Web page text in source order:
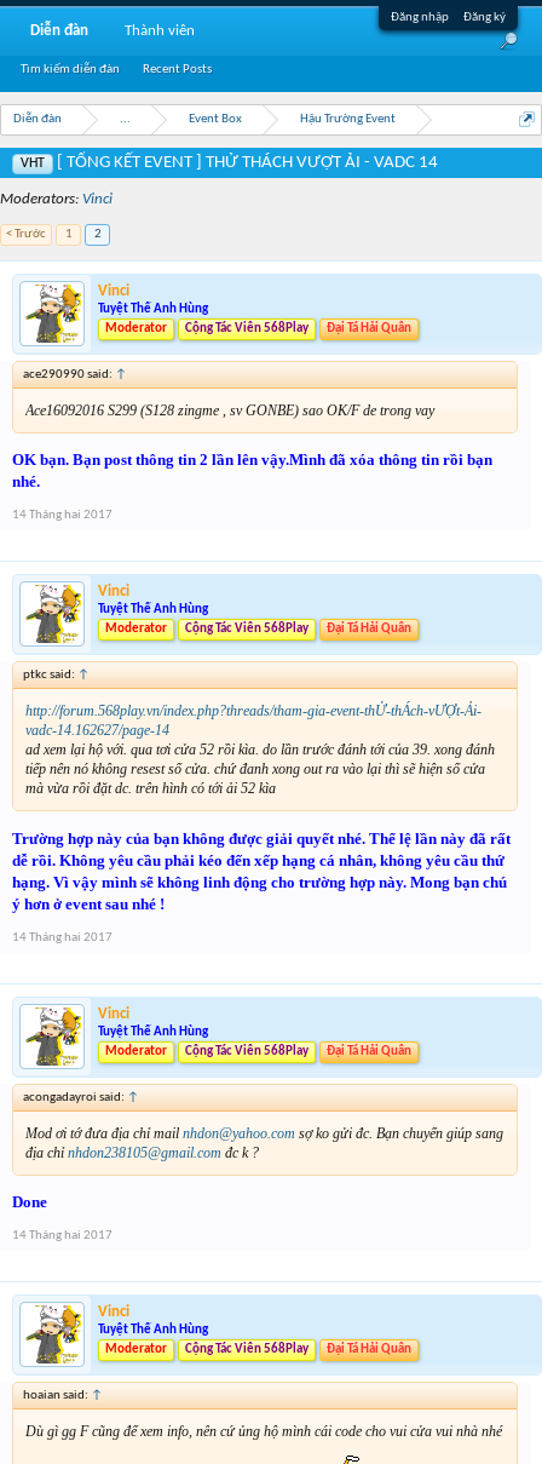
Đăng nhập Đăng ký
Diễn đàn ... Event Box Hậu Trường Event
VHT [ TỔNG KẾT EVENT ] THỬ THÁCH VƯỢT ẢI - VADC 14
Moderators: Vinci
< Trước 1 2
Vinci
Tuyệt Thế Anh Hùng
Moderator
Cộng Tác Viên 568Play Đại Tá Hải Quân
ace290990 said: ↑
Ace16092016 S299 (S128 zingme , sv GONBE) sao OK/F de trong vay
OK bạn. Bạn post thông tin 2 lần lên vậy.Mình đã xóa thông tin rồi bạn
nhé.
14 Tháng hai 2017
Vinci
Tuyệt Thế Anh Hùng
Moderator
Cộng Tác Viên 568Play Đại Tá Hải Quân
ptkc said: ↑
http://forum.568play.vn/index.php?threads/tham-gia-event-thỬ-thÁch-vƯỢt-Ải-
vadc-14.162627/page-14
ad xem lại hộ với. qua tơi cửa 52 rồi kìa. do lần trước đánh tới của 39. xong đánh
tiếp nên nó không resest số cửa. chứ đanh xong out ra vào lại thì sẽ hiện số cửa
mà vừa rồi đặt dc. trên hình có tới ải 52 kìa
Trường hợp này của bạn không được giải quyết nhé. Thể lệ lần này đã rất
dễ rồi. Không yêu cầu phải kéo đến xếp hạng cá nhân, không yêu cầu thứ
hạng. Vì vậy mình sẽ không linh động cho trường hợp này. Mong bạn chú
ý hơn ở event sau nhé !
14 Tháng hai 2017
Vinci
Tuyệt Thế Anh Hùng
Moderator
Cộng Tác Viên 568Play Đại Tá Hải Quân
acongadayroi said: ↑
Mod ơi tớ đưa địa chỉ mail nhdon@yahoo.com sợ ko gửi đc. Bạn chuyển giúp sang
địa chỉnhdon238105@gmail.com đc k ?
Done
14 Tháng hai 2017
Vinci
Tuyệt Thế Anh Hùng
Moderator
Cộng Tác Viên 568Play Đại Tá Hải Quân
hoaian said: ↑
Dù gì gg F cũng để xem info, nên cứ ủng hộ mình cái code cho vui cửa vui nhà nhé
Diễn đàn
Tìm kiếm diễn đàn Recent Posts
Thành viên